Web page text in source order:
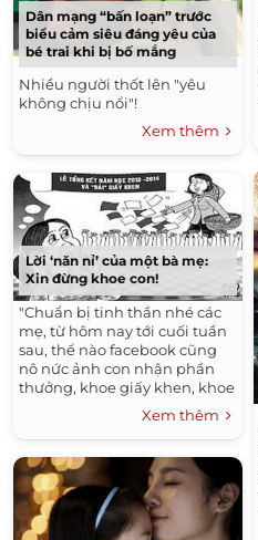
Dân mạng “bấn loạn” trước
biểu cảm siêu đáng yêu của
bé trai khi bị bố mắng
Nhiều người thốt lên "yêu
không chịu nổi"!
Xem thêm
Lời ‘năn nỉ’ của một bà mẹ:
Xin đừng khoe con!
"Chuẩn bị tinh thần nhé các
mẹ, từ hôm nay tới cuối tuần
sau, thể nào facebook cũng
nô nức ảnh con nhận phần
thưởng, khoe giấy khen, khoe
Xem thêm